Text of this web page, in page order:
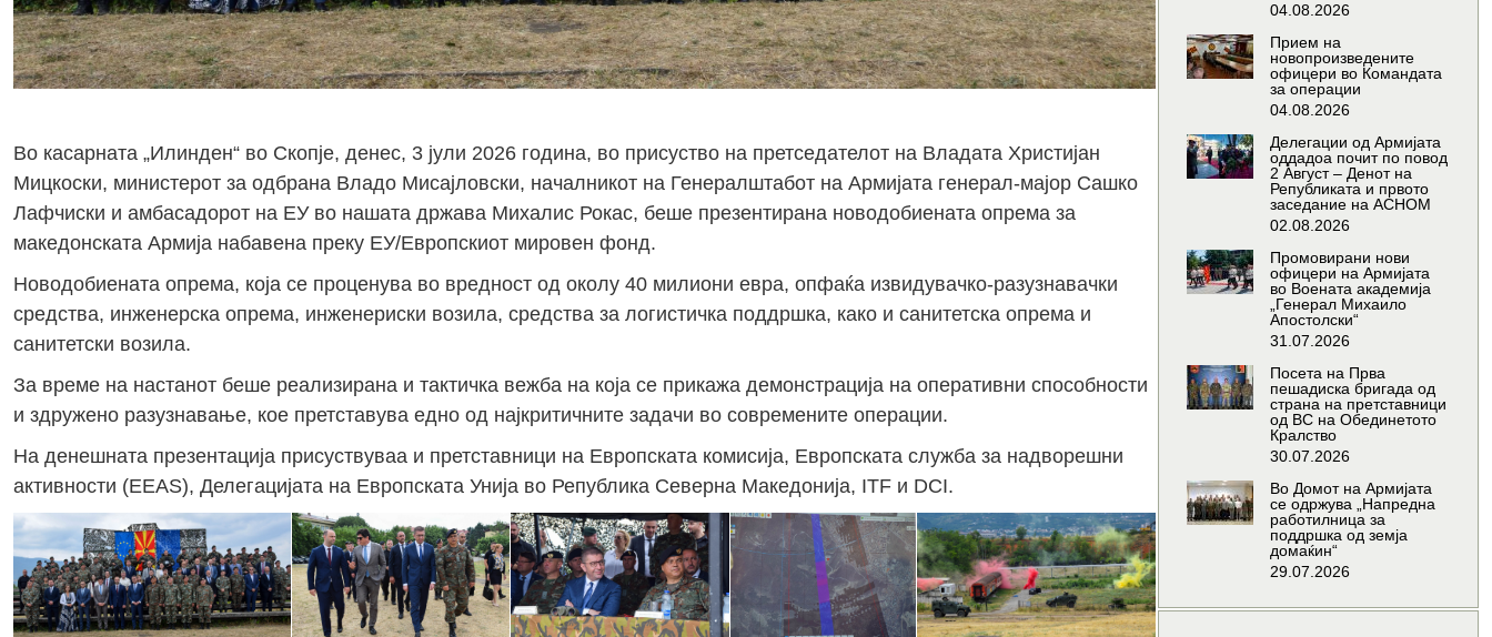
Во касарната „Илинден“ во Скопје, денес, 3 јули 2026 година, во присуство на претседателот на Владата Христијан
Мицкоски, министерот за одбрана Владо Мисајловски, началникот на Генералштабот на Армијата генерал-мајор Сашко
Лафчиски и амбасадорот на ЕУ во нашата држава Михалис Рокас, беше презентирана новодобиената опрема за
македонската Армија набавена преку ЕУ/Европскиот мировен фонд.
Новодобиената опрема, која се проценува во вредност од околу 40 милиони евра, опфаќа извидувачко-разузнавачки
средства, инженерска опрема, инженериски возила, средства за логистичка поддршка, како и санитетска опрема и
санитетски возила.
За време на настанот беше реализирана и тактичка вежба на која се прикажа демонстрација на оперативни способности
и здружено разузнавање, кое претставува едно од најкритичните задачи во современите операции.
На денешната презентација присуствуваа и претставници на Европската комисија, Европската служба за надворешни
активности (EEAS), Делегацијата на Европската Унија во Република Северна Македонија, ITF и DCI.
04.08.2026
Прием на
новопроизведените
офицери во Командата
за операции
04.08.2026
Делегации од Армијата
оддадоа почит по повод
2 Август – Денот на
Републиката и првото
заседание на АСНОМ
02.08.2026
Промовирани нови
офицери на Армијата
во Воената академија
„Генерал Михаило
Апостолски“
31.07.2026
Посета на Прва
пешадиска бригада од
страна на претставници
од ВС на Обединетото
Кралство
30.07.2026
Во Домот на Армијата
се одржува „Напредна
работилница за
поддршка од земја
домаќин“
29.07.2026